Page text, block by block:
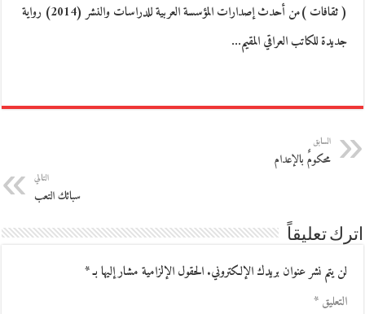
( ثقافات )من أحدث إصدارات المؤسسة العربية للدراسات والنشر (2014) رواية
جديدة للكاتب العراقي المقيم…
السابق
محكومٌ بالإعدام
التالي
سبائك التعب
اترك تعليقاً
لن يتم نشر عنوان بريدك الإلكتروني.الحقول الإلزامية مشار إليها بـ*
التعليق*